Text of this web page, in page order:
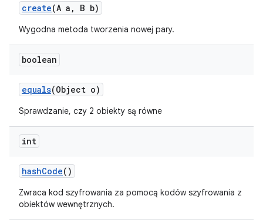
create(A a , B b)
Wygodna metoda tworzenia nowej pary.
boolean
equals(Object o)
Sprawdzanie, czy 2 obiekty są równe
int
hashCode()
Zwraca kod szyfrowania za pomocą kodów szyfrowania z
obiektów wewnętrznych.